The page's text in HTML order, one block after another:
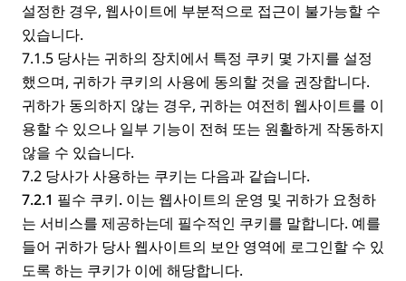
설정한 경우, 웹사이트에 부분적으로 접근이 불가능할 수
있습니다.
7.1.5 당사는 귀하의 장치에서 특정 쿠키 몇 가지를 설정
했으며, 귀하가 쿠키의 사용에 동의할 것을 권장합니다.
귀하가 동의하지 않는 경우, 귀하는 여전히 웹사이트를 이
용할 수 있으나 일부 기능이 전혀 또는 원활하게 작동하지
않을 수 있습니다.
7.2 당사가 사용하는 쿠키는 다음과 같습니다.
7.2.1 필수 쿠키. 이는 웹사이트의 운영 및 귀하가 요청하
는 서비스를 제공하는데 필수적인 쿠키를 말합니다. 예를
들어 귀하가 당사 웹사이트의 보안 영역에 로그인할 수 있
도록 하는 쿠키가 이에 해당합니다.